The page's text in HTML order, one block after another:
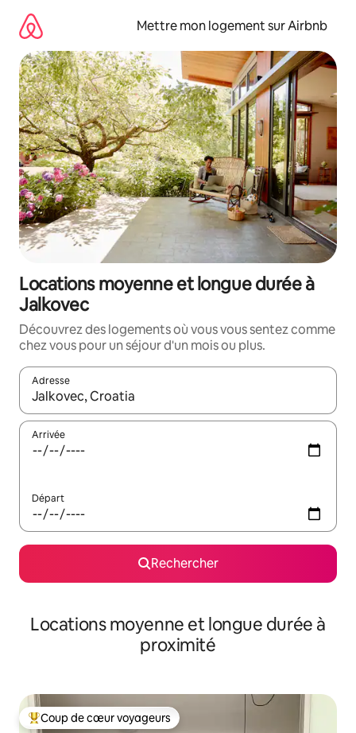
directement
contenu
Mettre mon logement sur Airbnb
Locations moyenne et longue durée à
Jalkovec
Découvrez des logements où vous vous sentez comme
chez vous pour un séjour d'un mois ou plus.
Adresse
Lorsque les résultats s'affichent, utilisez les flèches vers le
Arrivée
Départ
Rechercher
Locations moyenne et longue durée à
proximité
Coups de cœur voyageurs les plus appréciés
Coup de cœur voyageurs